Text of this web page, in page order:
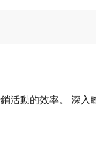
活動的效率。 深入